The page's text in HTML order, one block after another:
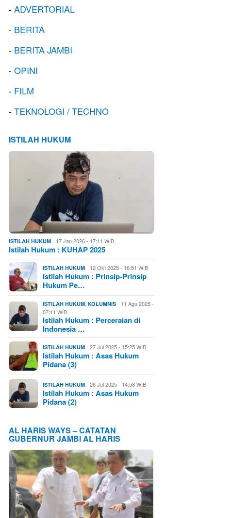
-ADVERTORIAL
- BERITA
- BERITA JAMBI
-OPINI
- FILM
-TEKNOLOGI / TECHNO
ISTILAH HUKUM
ISTILAH HUKUM 17 Jan 2026 - 17:11 WIB
Istilah Hukum : KUHAP 2025
ISTILAH HUKUM 12 Okt 2025 - 16:51 WIB
Istilah Hukum : Prinsip-Prinsip
Hukum Pe…
ISTILAH HUKUM ,KOLUMNIS
11 Agu 2025 -
07:11 WIB
Istilah Hukum : Perceraian di
Indonesia …
ISTILAH HUKUM 27 Jul 2025 - 15:25 WIB
Istilah Hukum : Asas Hukum
Pidana (3)
ISTILAH HUKUM 26 Jul 2025 - 14:58 WIB
Istilah Hukum : Asas Hukum
Pidana (2)
AL HARIS WAYS – CATATAN
GUBERNUR JAMBI AL HARIS